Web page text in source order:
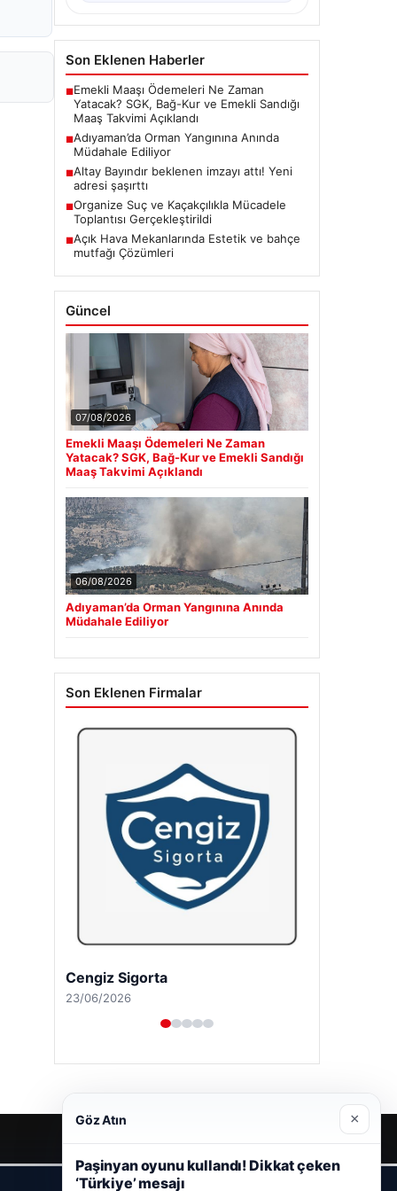
Son Eklenen Haberler
■Emekli Maaşı Ödemeleri Ne Zaman
Yatacak? SGK, Bağ-Kur ve Emekli Sandığı
Maaş Takvimi Açıklandı
■Adıyaman’da Orman Yangınına Anında
Müdahale Ediliyor
■Altay Bayındır beklenen imzayı attı! Yeni
adresi şaşırttı
■Organize Suç ve Kaçakçılıkla Mücadele
Toplantısı Gerçekleştirildi
■Açık Hava Mekanlarında Estetik ve bahçe
mutfağı Çözümleri
Güncel
07/08/2026
Emekli Maaşı Ödemeleri Ne Zaman
Yatacak? SGK, Bağ-Kur ve Emekli Sandığı
Maaş Takvimi Açıklandı
06/08/2026
Adıyaman’da Orman Yangınına Anında
Müdahale Ediliyor
Son Eklenen Firmalar
Cengiz Sigorta
23/06/2026
Göz Atın ×
Paşinyan oyunu kullandı! Dikkat çeken
‘Türkiye’ mesajı